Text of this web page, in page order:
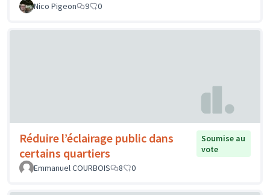
Nico Pigeon
9 0
Réduire l’éclairage public dans
certains quartiers
Soumise au
vote
Emmanuel COURBOIS
8 0